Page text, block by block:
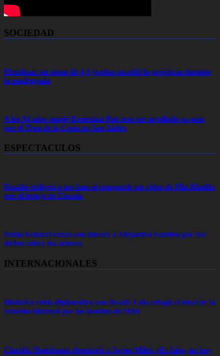
SOCIEDAD
Mendoza: un sismo de 4,3 grados sacudió la provincia durante
la madrugada
A los 54 años murió Ernestina Pais tras ser arrollado su auto
por el Tren de la Costa en San Isidro
ESPECTACULOS
Rosalía indignó a sus fans al compartir un video de Mia Khalifa
por el festejo de España
Pablo Echarri cruzó con dureza a Alejandro Fantino por sus
dichos sobre los actores
INTERNACIONALES
Histórica crisis diplomática con Brasil: Lula rebajó el nivel de la
relación bilateral por los insultos de Milei
Claudia Sheinbaum desmintió a Javier Milei: «Es falso, no hay